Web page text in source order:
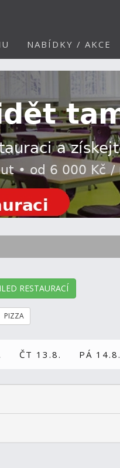
NABÍDKY / AKCE
RESTAURACÍ
PIZZA
ČT 13.8. PÁ 14.8.